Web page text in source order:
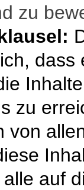
zu
zu
von
auf